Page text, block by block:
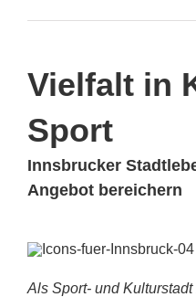
Vielfalt in
Sport
Innsbrucker
Angebot bereichern
Als Sport- und